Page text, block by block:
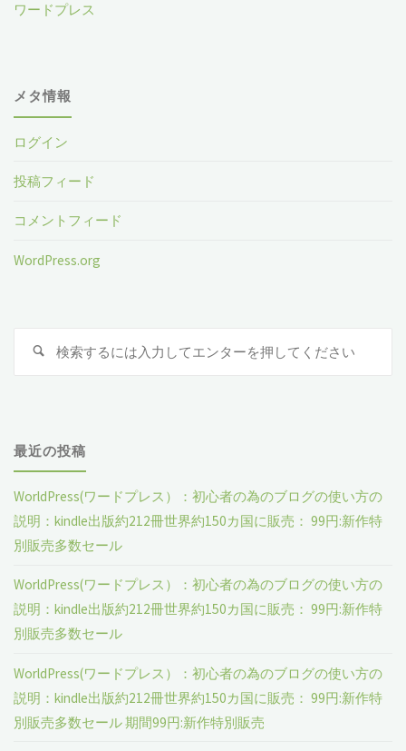
ワードプレス
メタ情報
ログイン
投稿フィード
コメントフィード
WordPress.org
検
最近の投稿
WorldPress(ワードプレス）：初心者の為のブログの使い方の
説明：kindle出版約212冊世界約150カ国に販売： 99円:新作特
別販売多数セール
WorldPress(ワードプレス）：初心者の為のブログの使い方の
説明：kindle出版約212冊世界約150カ国に販売： 99円:新作特
別販売多数セール
WorldPress(ワードプレス）：初心者の為のブログの使い方の
説明：kindle出版約212冊世界約150カ国に販売： 99円:新作特
別販売多数セール 期間99円:新作特別販売